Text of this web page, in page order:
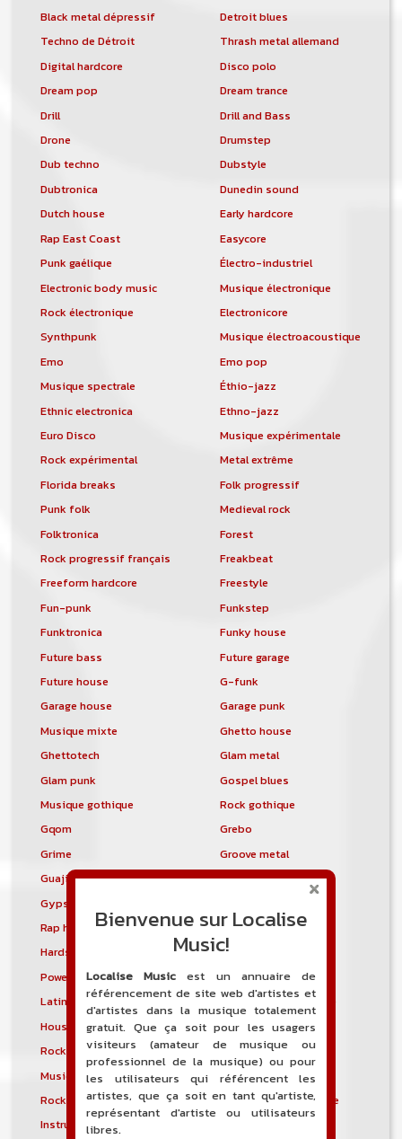
Black metal dépressif
Detroit blues
Techno de Détroit
Thrash metal allemand
Digital hardcore
Disco polo
Dream pop
Dream trance
Drill
Drill and Bass
Drone
Drumstep
Dub techno
Dubstyle
Dubtronica
Dunedin sound
Dutch house
Early hardcore
Rap East Coast
Easycore
Punk gaélique
Électro-industriel
Electronic body music
Musique électronique
Rock électronique
Electronicore
Synthpunk
Musique électroacoustique
Emo
Emo pop
Musique spectrale
Éthio-jazz
Ethnic electronica
Ethno-jazz
Euro Disco
Musique expérimentale
Rock expérimental
Metal extrême
Florida breaks
Folk progressif
Punk folk
Medieval rock
Folktronica
Forest
Rock progressif français
Freakbeat
Freeform hardcore
Freestyle
Fun-punk
Funkstep
Funktronica
Funky house
Future bass
Future garage
Future house
G-funk
Garage house
Garage punk
Musique mixte
Ghetto house
Ghettotech
Glam metal
Glam punk
Gospel blues
Musique gothique
Rock gothique
Gqom
Grebo
Grime
Groove metal
Guajira
Guaracha
Gypsy punk
Rap hardcore
Industrial hardcore
Hardstep
Hardstyle
Power noise
Heavenly voices
Latin metal
Musique hindoustanie
House progressive
Tropical house
Rock indépendant
Indietronica
Musique industrielle
Metal industriel
Rock industriel
Musique instrumentale
Instrumental
Bienvenue sur Localise
Music!
Localise Music est un annuaire de
référencement de site web d'artistes et
d'artistes dans la musique totalement
gratuit. Que ça soit pour les usagers
visiteurs (amateur de musique ou
professionnel de la musique) ou pour
les utilisateurs qui référencent les
artistes, que ça soit en tant qu'artiste,
représentant d'artiste ou utilisateurs
libres.